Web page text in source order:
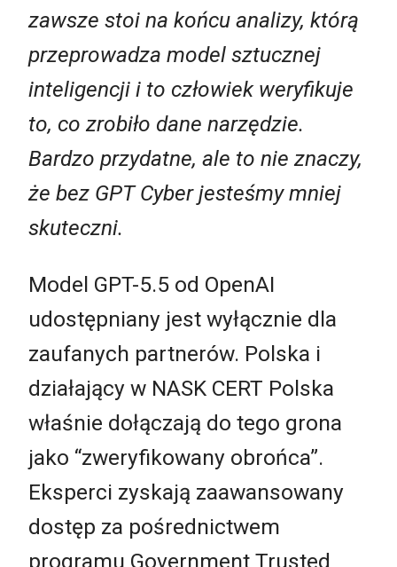
zawsze stoi na końcu analizy, którą
przeprowadza model sztucznej
inteligencji i to człowiek weryfikuje
to, co zrobiło dane narzędzie.
Bardzo przydatne, ale to nie znaczy,
że bez GPT Cyber jesteśmy mniej
skuteczni.
Model GPT-5.5 od OpenAI
udostępniany jest wyłącznie dla
zaufanych partnerów. Polska i
działający w NASK CERT Polska
właśnie dołączają do tego grona
jako “zweryfikowany obrońca”.
Eksperci zyskają zaawansowany
dostęp za pośrednictwem
programu Government Trusted